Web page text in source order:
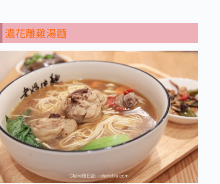
濃花雕雞湯麵